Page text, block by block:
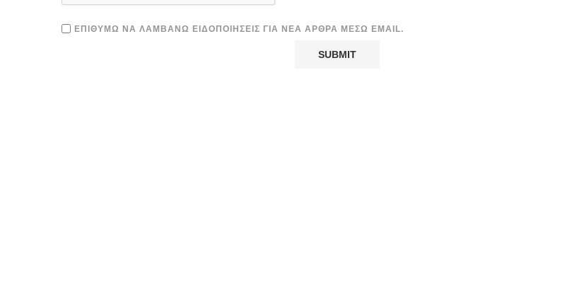
ΕΠΙΘΥΜΏ ΝΑ ΛΑΜΒΆΝΩ ΕΙΔΟΠΟΙΉΣΕΙΣ ΓΙΑ ΝΈΑ ΆΡΘΡΑ ΜΈΣΩ EMAIL.